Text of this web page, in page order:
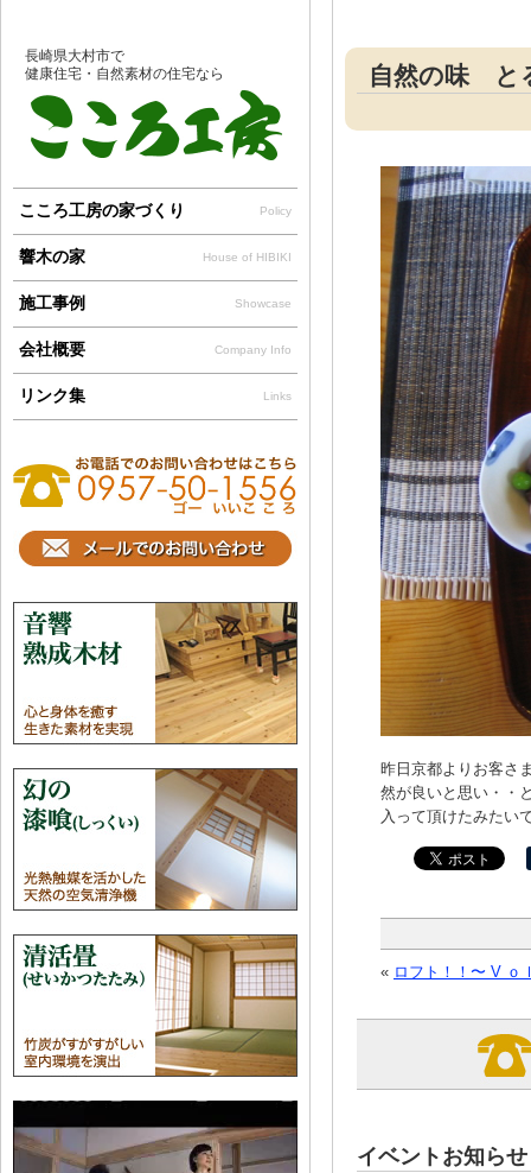
自然の味 と
昨日京都よりお客さ
然が良いと思い・・
入って頂けたみたい
« ロフト！！〜 V ｏ
イベントお知らせ
長崎県大村市で
健康住宅・自然素材の住宅なら
こころ工房の家づくり Policy
響木の家 House of HIBIKI
施工事例 Showcase
会社概要 Company Info
リンク集 Links